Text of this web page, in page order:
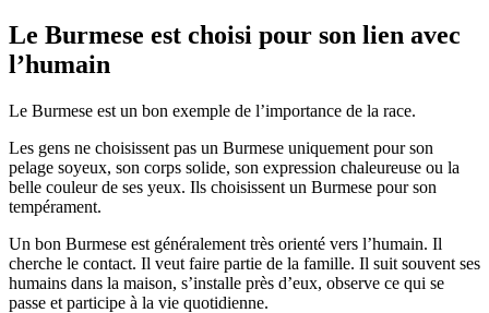
Le Burmese est choisi pour son lien avec
l’humain
Le Burmese est un bon exemple de l’importance de la race.
Les gens ne choisissent pas un Burmese uniquement pour son
pelage soyeux, son corps solide, son expression chaleureuse ou la
belle couleur de ses yeux. Ils choisissent un Burmese pour son
tempérament.
Un bon Burmese est généralement très orienté vers l’humain. Il
cherche le contact. Il veut faire partie de la famille. Il suit souvent ses
humains dans la maison, s’installe près d’eux, observe ce qui se
passe et participe à la vie quotidienne.